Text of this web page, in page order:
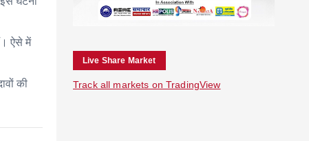
ऐसे में
की
Live Share Market
Track all markets on TradingView